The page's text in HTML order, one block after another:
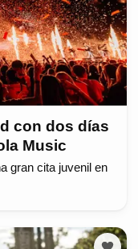
con dos días
Music
gran cita juvenil en